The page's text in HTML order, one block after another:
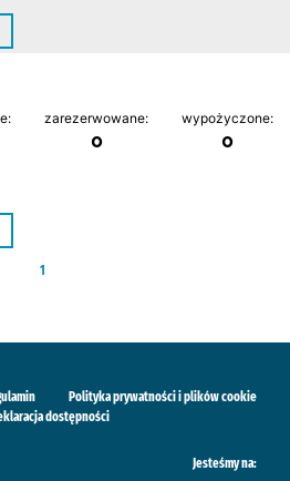
zarezerwowane:
0
wypożyczone:
0
1
Polityka prywatności i plików cookie
dostępności
Jesteśmy na: